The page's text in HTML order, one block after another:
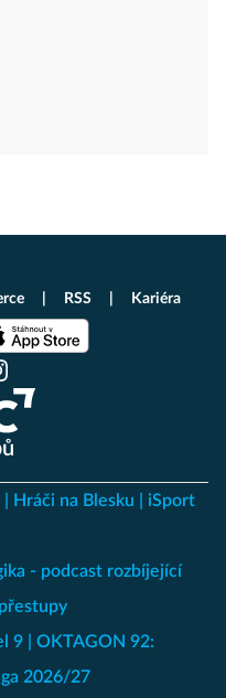
Hráči na Blesku
iSport
- podcast rozbíjející
9
OKTAGON 92:
2026/27
RSS Kariéra